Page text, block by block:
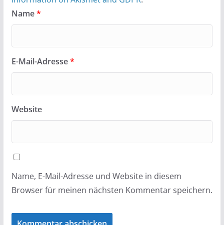
Name*
E-Mail-Adresse*
Website
Name, E-Mail-Adresse und Website in diesem
Browser für meinen nächsten Kommentar speichern.